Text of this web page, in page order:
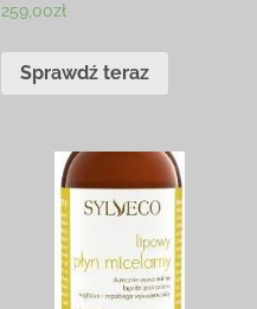
259,00zł
Sprawdź teraz